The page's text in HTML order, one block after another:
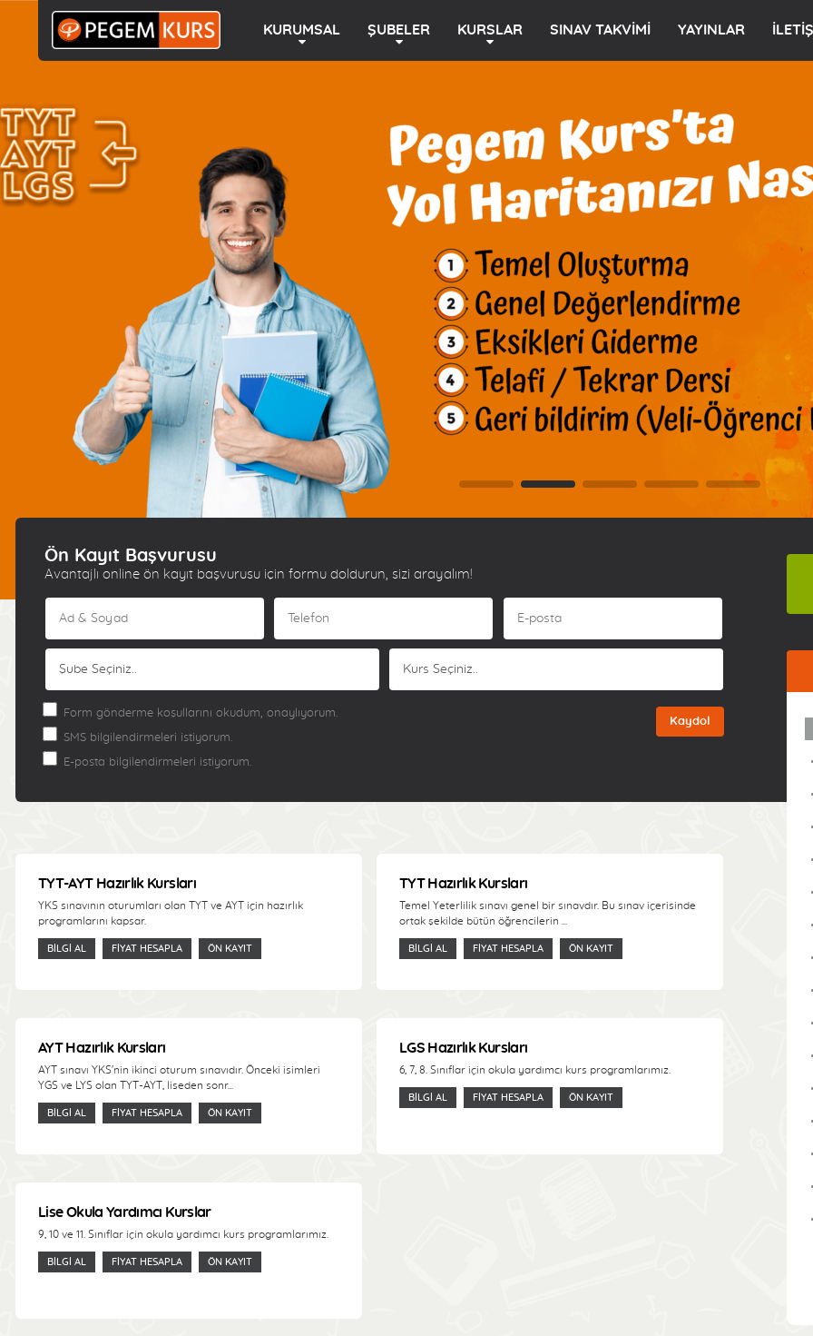
KURUMSAL ŞUBELER KURSLAR SINAV TAKVİMİ YAYINLAR
Ön Kayıt Başvurusu
Avantajlı online ön kayıt başvurusu için formu doldurun, sizi arayalım!
Kaydol
Form gönderme koşullarını okudum, onaylıyorum.
SMS bilgilendirmeleri istiyorum.
E-posta bilgilendirmeleri istiyorum.
TYT-AYT Hazırlık Kursları
YKS sınavının oturumları olan TYT ve AYT için hazırlık
programlarını kapsar.
BILGI AL FIYAT HESAPLA ÖN KAYIT
TYT Hazırlık Kursları
Temel Yeterlilik sınavı genel bir sınavdır. Bu sınav içerisinde
ortak şekilde bütün öğrencilerin ...
BILGI AL FIYAT HESAPLA ÖN KAYIT
AYT Hazırlık Kursları
AYT sınavı YKS'nin ikinci oturum sınavıdır. Önceki isimleri
YGS ve LYS olan TYT-AYT, liseden sonr...
BILGI AL FIYAT HESAPLA ÖN KAYIT
LGS Hazırlık Kursları
6, 7, 8. Sınıflar için okula yardımcı kurs programlarımız.
BILGI AL FIYAT HESAPLA ÖN KAYIT
Lise Okula Yardımcı Kurslar
9, 10 ve 11. Sınıflar için okula yardımcı kurs programlarımız.
BILGI AL FIYAT HESAPLA ÖN KAYIT